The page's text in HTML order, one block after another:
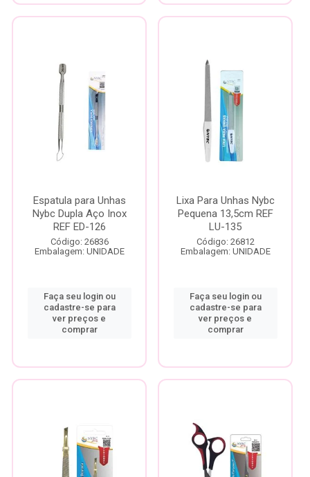
Espatula para Unhas
Nybc Dupla Aço Inox
REF ED-126
Código: 26836
Embalagem: UNIDADE
Faça seu login ou
cadastre-se para
ver preços e
comprar
Lixa Para Unhas Nybc
Pequena 13,5cm REF
LU-135
Código: 26812
Embalagem: UNIDADE
Faça seu login ou
cadastre-se para
ver preços e
comprar